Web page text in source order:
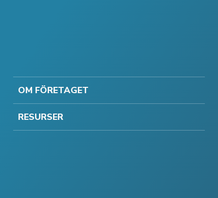
OM FÖRETAGET
RESURSER